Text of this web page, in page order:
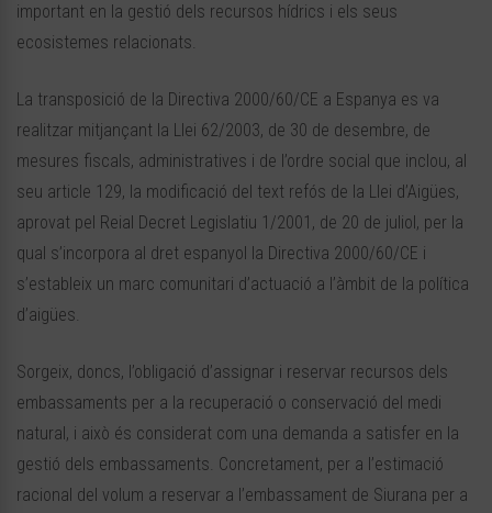
important en la gestió dels recursos hídrics i els seus
ecosistemes relacionats.
La transposició de la Directiva 2000/60/CE a Espanya es va
realitzar mitjançant la Llei 62/2003, de 30 de desembre, de
mesures fiscals, administratives i de l’ordre social que inclou, al
seu article 129, la modificació del text refós de la Llei d’Aigües,
aprovat pel Reial Decret Legislatiu 1/2001, de 20 de juliol, per la
qual s’incorpora al dret espanyol la Directiva 2000/60/CE i
s’estableix un marc comunitari d’actuació a l’àmbit de la política
d’aigües.
Sorgeix, doncs, l’obligació d’assignar i reservar recursos dels
embassaments per a la recuperació o conservació del medi
natural, i això és considerat com una demanda a satisfer en la
gestió dels embassaments. Concretament, per a l’estimació
racional del volum a reservar a l’embassament de Siurana per a